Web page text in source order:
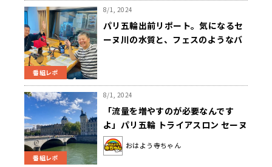
番組レポ
8/1, 2024
パリ五輪出前リポート。気になるセ
ーヌ川の水質と、フェスのようなバ
番組レポ
8/1, 2024
「流量を増やすのが必要なんです
よ」パリ五輪 トライアスロン セーヌ
川水質悪化で延期も開催
おはよう寺ちゃん